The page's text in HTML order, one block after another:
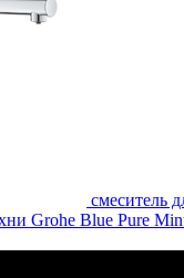
смеситель
Grohe Blue Pure